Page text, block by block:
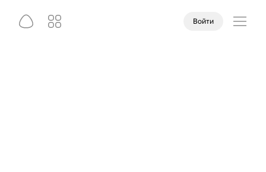
Войти